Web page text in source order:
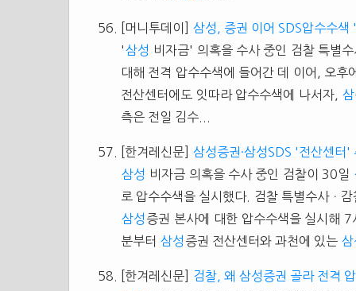
[머니투데이] 삼성, 증권 이어 SDS압수수색
'삼성 비자금' 의혹을 수사 중인 검찰 특별
대해 전격 압수수색에 들어간 데 이어, 오후
전산센터에도 잇따라 압수수색에 나서자,
측은 전일 김수...
[한겨레신문] 삼성증권·삼성SDS '전산센터'
삼성 비자금 의혹을 수사 중인 검찰이 30일
로 압수수색을 실시했다. 검찰 특별수사ㆍ
삼성 증권 본사에 대한 압수수색을 실시해
분부터 삼성 증권 전산센터와 과천에 있는 삼
[한겨레신문]
검찰, 왜 삼성증권 골라 전격